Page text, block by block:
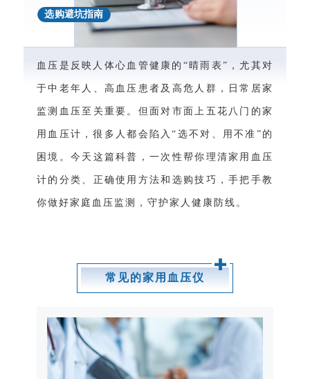
选购避坑指南
血压是反映人体心血管健康的“晴雨表”，尤其对
于中老年人、高血压患者及高危人群，日常居家
监测血压至关重要。但面对市面上五花八门的家
用血压计，很多人都会陷入“选不对、用不准”的
困境。今天这篇科普，一次性帮你理清家用血压
计的分类、正确使用方法和选购技巧，手把手教
你做好家庭血压监测，守护家人健康防线。
常见的家用血压仪